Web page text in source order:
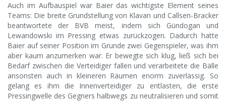
Auch im Aufbauspiel war Baier das wichtigste Element seines
Teams: Die breite Grundstellung von Klavan und Callsen-Bracker
beantwortete der BVB meist, indem sich Gündogan und
Lewandowski im Pressing etwas zurückzogen. Dadurch hatte
Baier auf seiner Position im Grunde zwei Gegenspieler, was ihm
aber kaum anzumerken war. Er bewegte sich klug, ließ sich bei
Bedarf zwischen die Verteidiger fallen und verarbeitete die Bälle
ansonsten auch in kleineren Räumen enorm zuverlässig. So
gelang es ihm die Innenverteidiger zu entlasten, die erste
Pressingwelle des Gegners halbwegs zu neutralisieren und somit